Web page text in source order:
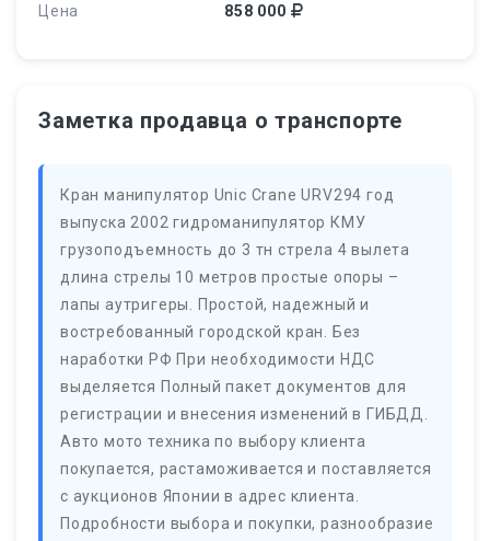
Цена 858 000
Заметка продавца о транспорте
Кран манипулятор Unic Crane URV294 год
выпуска 2002 гидроманипулятор КМУ
грузоподъемность до 3 тн стрела 4 вылета
длина стрелы 10 метров простые опоры –
лапы аутригеры. Простой, надежный и
востребованный городской кран. Без
наработки РФ При необходимости НДС
выделяется Полный пакет документов для
регистрации и внесения изменений в ГИБДД.
Авто мото техника по выбору клиента
покупается, растаможивается и поставляется
с аукционов Японии в адрес клиента.
Подробности выбора и покупки, разнообразие